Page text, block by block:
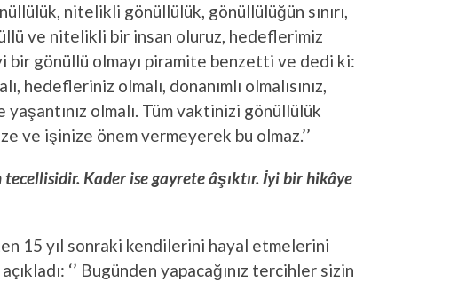
nitelikli gönüllülük, gönüllülüğün sınırı,
ve nitelikli bir insan oluruz, hedeflerimiz
bir gönüllü olmayı piramite benzetti ve dedi ki:
hedefleriniz olmalı, donanımlı olmalısınız,
olmalı. Tüm vaktinizi gönüllülük
ve işinize önem vermeyerek bu olmaz.’’
Kader ise gayrete âşıktır. İyi bir hikâye
15 yıl sonraki kendilerini hayal etmelerini
‘’ Bugünden yapacağınız tercihler sizin